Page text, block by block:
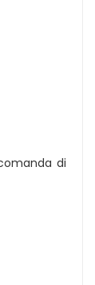
di